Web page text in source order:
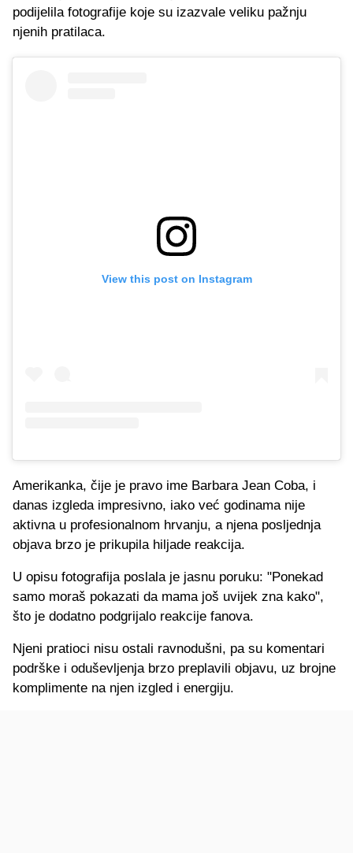
podijelila fotografije koje su izazvale veliku pažnju
njenih pratilaca.
View this post on Instagram
Amerikanka, čije je pravo ime Barbara Jean Coba, i
danas izgleda impresivno, iako već godinama nije
aktivna u profesionalnom hrvanju, a njena posljednja
objava brzo je prikupila hiljade reakcija.
U opisu fotografija poslala je jasnu poruku: "Ponekad
samo moraš pokazati da mama još uvijek zna kako",
što je dodatno podgrijalo reakcije fanova.
Njeni pratioci nisu ostali ravnodušni, pa su komentari
podrške i oduševljenja brzo preplavili objavu, uz brojne
komplimente na njen izgled i energiju.